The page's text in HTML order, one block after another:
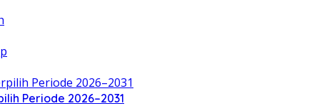
Periode 2026–2031